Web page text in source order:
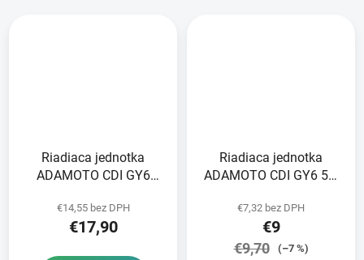
Riadiaca jednotka
ADAMOTO CDI GY6
€14,55 bez DPH
€17,90
Riadiaca jednotka
ADAMOTO CDI GY6 50,
€7,32 bez DPH
€9
€9,70 (–7 %)